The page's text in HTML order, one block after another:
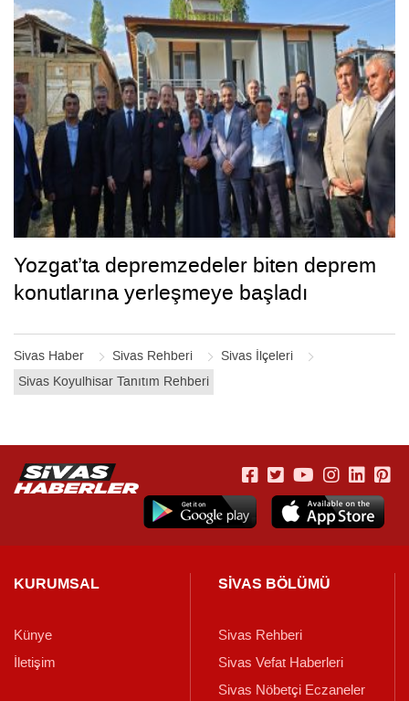
Sivas Haber Sivas Rehberi
Sivas İlçeleri
Sivas Koyulhisar Tanıtım Rehberi
Yozgat’ta depremzedeler biten deprem
konutlarına yerleşmeye başladı
KURUMSAL
Künye
İletişim
SİVAS BÖLÜMÜ
Sivas Rehberi
Sivas Vefat Haberleri
Sivas Nöbetçi Eczaneler